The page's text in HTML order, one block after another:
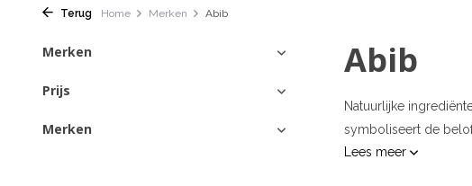
Terug Home Merken Abib
Merken
Prijs
Merken
Abib
Natuurlijke
symboliseert de
Lees meer